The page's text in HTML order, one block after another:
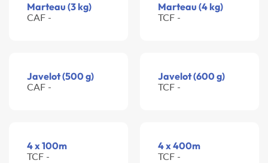
Marteau (3 kg)
CAF -
Marteau (4 kg)
TCF -
Javelot (500 g)
CAF -
Javelot (600 g)
TCF -
4 x 100m
TCF -
4 x 400m
TCF -